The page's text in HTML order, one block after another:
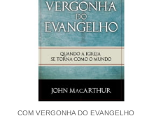
COM VERGONHA DO EVANGELHO